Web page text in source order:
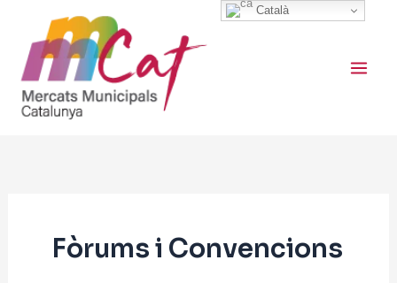
contingut
Fòrums i Convencions
Català